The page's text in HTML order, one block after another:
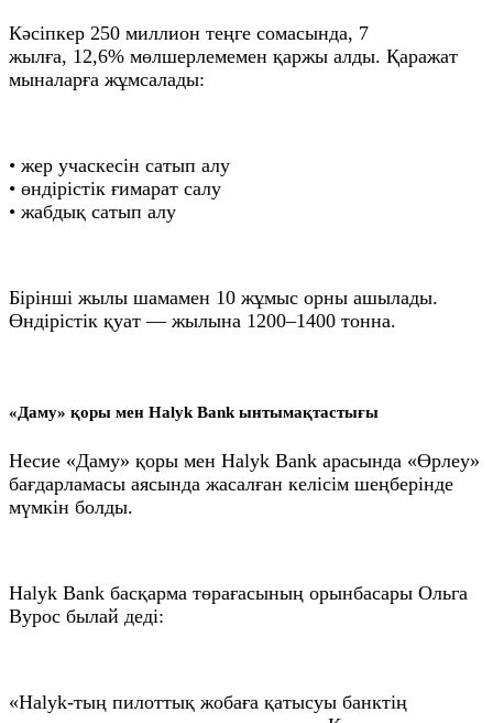
Кәсіпкер 250 миллион теңге сомасында, 7
жылға, 12,6% мөлшерлемемен қаржы алды. Қаражат
мыналарға жұмсалады:
• жер учаскесін сатып алу
• өндірістік ғимарат салу
• жабдық сатып алу
Бірінші жылы шамамен 10 жұмыс орны ашылады.
Өндірістік қуат — жылына 1200–1400 тонна.
«Даму» қоры мен Halyk Bank ынтымақтастығы
Несие «Даму» қоры мен Halyk Bank арасында «Өрлеу»
бағдарламасы аясында жасалған келісім шеңберінде
мүмкін болды.
Halyk Bank басқарма төрағасының орынбасары Ольга
Вурос былай деді:
«Halyk-тың пилоттық жобаға қатысуы банктің